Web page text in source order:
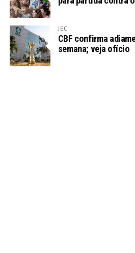
JEC
CBF confirma
semana; veja ofício